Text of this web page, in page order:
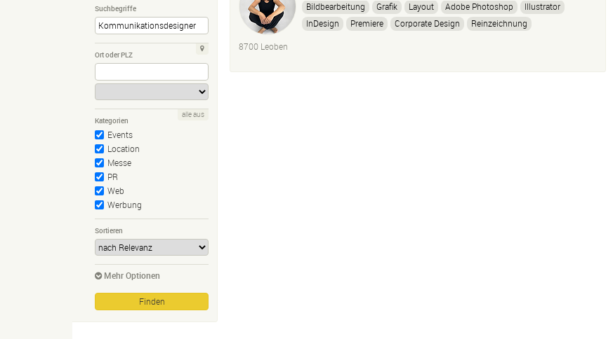
Suchbegriffe
Ort oder PLZ
Kategorien
Events
Location
Messe
PR
Web
Werbung
alle aus
Sortieren
Mehr Optionen
Bildbearbeitung Grafik Layout Adobe Photoshop
Illustrator
InDesign
Premiere Corporate Design Reinzeichnung
8700 Leoben